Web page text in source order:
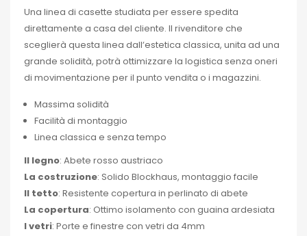
Una linea di casette studiata per essere spedita
direttamente a casa del cliente. Il rivenditore che
sceglierà questa linea dallʼestetica classica, unita ad una
grande solidità, potrà ottimizzare la logistica senza oneri
di movimentazione per il punto vendita o i magazzini.
Massima solidità
Facilità di montaggio
Linea classica e senza tempo
Il legno: Abete rosso austriaco
La costruzione: Solido Blockhaus, montaggio facile
Il tetto: Resistente copertura in perlinato di abete
La copertura: Ottimo isolamento con guaina ardesiata
I vetri: Porte e finestre con vetri da 4mm